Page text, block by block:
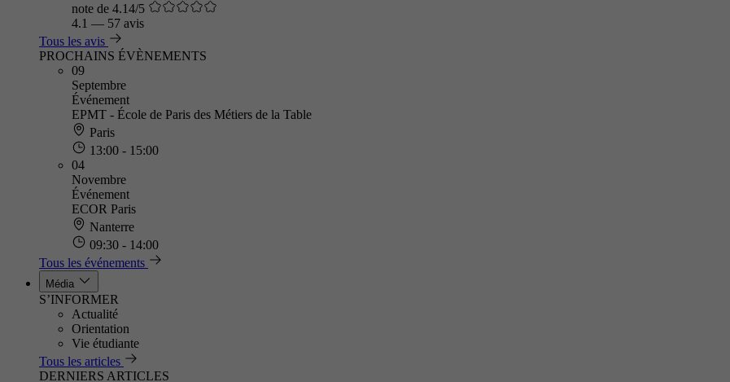
note de 4.14/5
4.1 — 57 avis
Tous les avis
PROCHAINS ÉVÈNEMENTS
09
Septembre
Événement
EPMT - École de Paris des Métiers de la Table
Paris
13:00 - 15:00
04
Novembre
Événement
ECOR Paris
Nanterre
09:30 - 14:00
Tous les événements
Média
S’INFORMER
Actualité
Orientation
Vie étudiante
Tous les articles
DERNIERS ARTICLES